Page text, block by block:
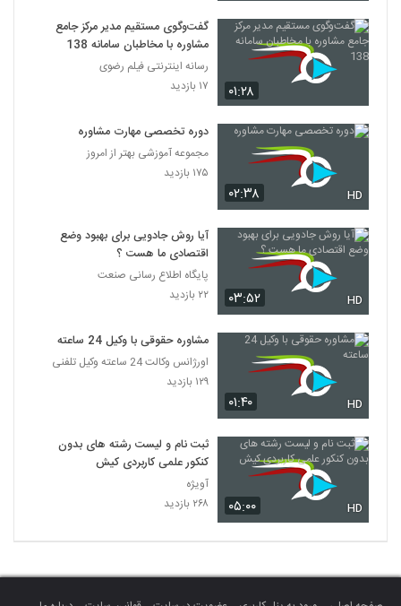
۰۱:۲۸
گفت‌وگوی مستقیم مدیر مرکز جامع
مشاوره با مخاطبان سامانه 138
رسانه اینترنتی فیلم رضوی
۱۷ بازدید
۰۲:۳۸ HD
دوره تخصصی مهارت مشاوره
مجموعه آموزشی بهتر از امروز
۱۷۵ بازدید
۰۳:۵۲ HD
آیا روش جادویی برای بهبود وضع
اقتصادی ما هست ؟
پایگاه اطلاع رسانی صنعت
۲۲ بازدید
۰۱:۴۰ HD
مشاوره حقوقی با وکیل 24 ساعته
اورژانس وکالت 24 ساعته وکیل تلفنی
۱۲۹ بازدید
۰۵:۰۰ HD
ثبت نام و لیست رشته های بدون
کنکور علمی کاربردی کیش
آویژه
۲۶۸ بازدید